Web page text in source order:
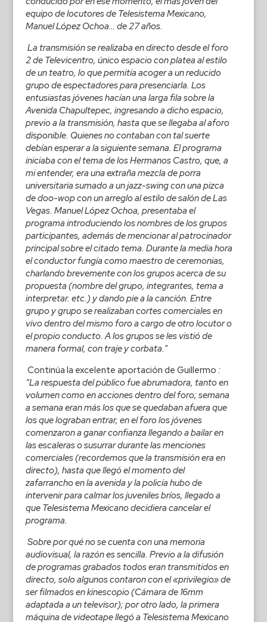
equipo de locutores de Telesistema Mexicano,
Manuel López Ochoa… de 27 años.
La transmisión se realizaba en directo desde el foro
2 de Televicentro, único espacio con platea al estilo
de un teatro, lo que permitía acoger a un reducido
grupo de espectadorespara presenciarla. Los
entusiastas jóvenes hacían una larga fila sobre la
Avenida Chapultepec, ingresando a dicho espacio,
previo a la transmisión, hasta que se llegaba al aforo
disponible. Quienes no contaban con tal suerte
debían esperar a la siguiente semana. El programa
iniciaba con el tema de los Hermanos Castro, que, a
mi entender, era una extraña mezcla de porra
universitaria sumado a un jazz-swing con una pizca
de doo-wop con un arreglo al estilo de salón de Las
Vegas. Manuel López Ochoa, presentaba el
programa introduciendo los nombres de los grupos
participantes, además de mencionar al patrocinador
principal sobre el citado tema. Durante la media hora
el conductor fungía como maestro de ceremonias,
charlando brevemente con los grupos acerca de su
propuesta (nombre del grupo, integrantes, tema a
interpretar. etc.) y dando pie a la canción. Entre
grupo y grupo se realizaban cortes comerciales en
vivo dentro del mismo foro a cargo de otro locutor o
el propio conducto. A los grupos se les vistió de
manera formal, con traje y corbata.”
Continúa la excelente aportación de Guillermo :
“La respuesta del público fue abrumadora, tanto en
volumen como en acciones dentro del foro; semana
a semana eran más los que se quedaban afuera que
los que lograban entrar, en el foro los jóvenes
comenzaron a ganar confianza llegando a bailar en
las escaleras o susurrar durante las menciones
comerciales (recordemos que la transmisión era en
directo), hasta que llegó el momento del
zafarrancho en la avenida y la policía hubo de
intervenir para calmar los juveniles bríos, llegado a
que Telesistema Mexicano decidiera cancelar el
programa.
Sobre por qué no se cuenta con una memoria
audiovisual, la razón es sencilla. Previo a la difusión
de programas grabados todos eran transmitidos en
directo, solo algunos contaron con el «privilegio» de
ser filmados en kinescopio (Cámara de 16mm
adaptada a un televisor); por otro lado, la primera
máquina de videotape llegó a Telesistema Mexicano